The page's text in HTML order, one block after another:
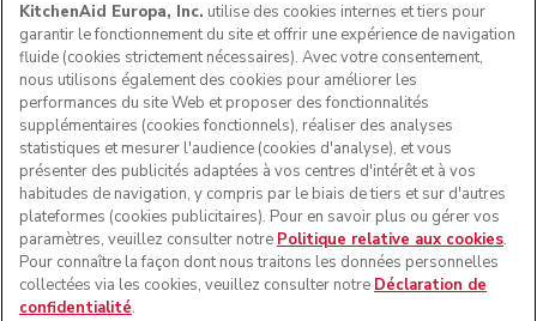
KitchenAid Europa, Inc. utilise des cookies internes et tiers pour
garantir le fonctionnement du site et offrir une expérience de navigation
fluide (cookies strictement nécessaires). Avec votre consentement,
nous utilisons également des cookies pour améliorer les
performances du site Web et proposer des fonctionnalités
supplémentaires (cookies fonctionnels), réaliser des analyses
statistiques et mesurer l'audience (cookies d'analyse), et vous
présenter des publicités adaptées à vos centres d'intérêt et à vos
habitudes de navigation, y compris par le biais de tiers et sur d'autres
plateformes (cookies publicitaires). Pour en savoir plus ou gérer vos
paramètres, veuillez consulter notre Politique relative aux cookies.
Pour connaître la façon dont nous traitons les données personnelles
collectées via les cookies, veuillez consulter notre Déclaration de
confidentialité.